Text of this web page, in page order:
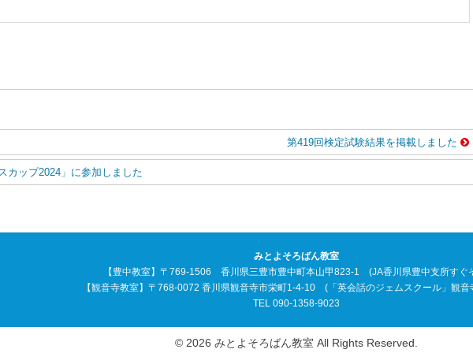
第419回検定試験結果を掲載しました
カップ2024」に参加しました
みとよそろばん教室
【豊中教室】〒769-1506 香川県三豊市豊中町本山甲823-1 (JA香川県豊中支所すぐ
【観音寺教室】〒768-0072 香川県観音寺市栄町1-4-10 (「英会話のジェムスクール」観音
TEL 090-1358-9023
© 2026 みとよそろばん教室 All Rights Reserved.